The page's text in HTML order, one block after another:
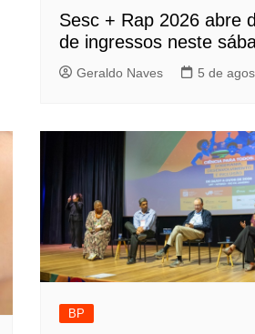
Sesc + Rap 2026 abre
de ingressos neste
Geraldo Naves 5 de
BP